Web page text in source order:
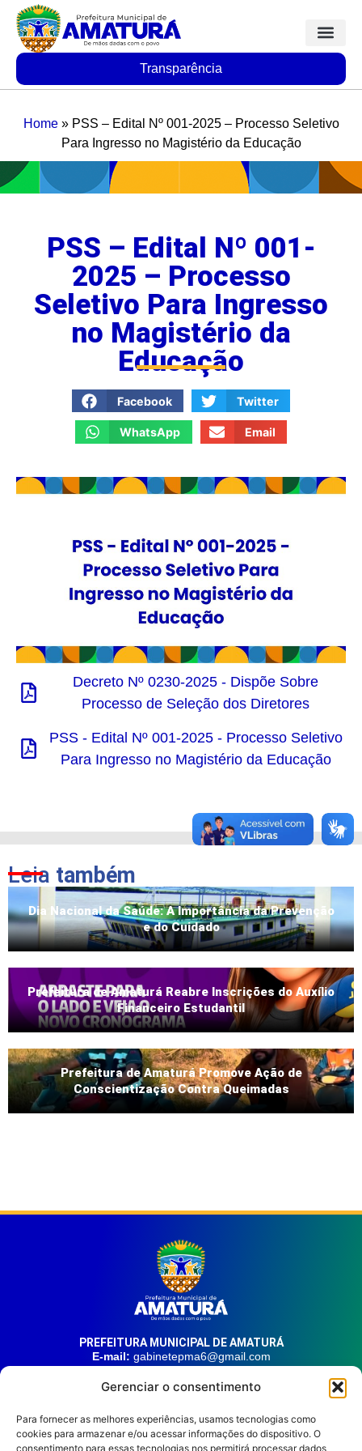
Gerenciar o consentimento
Para fornecer as melhores experiências, usamos tecnologias como
cookies para armazenar e/ou acessar informações do dispositivo. O
consentimento para essas tecnologias nos permitirá processar dados
Transparência
Home» PSS – Edital Nº 001-2025 – Processo Seletivo
Para Ingresso no Magistério da Educação
PSS – Edital Nº 001-
2025 – Processo
Seletivo Para Ingresso
no Magistério da
Educação
Facebook Twitter
WhatsApp Email
Decreto Nº 0230-2025 - Dispõe Sobre
Processo de Seleção dos Diretores
PSS - Edital Nº 001-2025 - Processo Seletivo
Para Ingresso no Magistério da Educação
Leia também
Dia Nacional da Saúde: A Importância da Prevenção
e do Cuidado
Prefeitura de Amaturá Reabre Inscrições do Auxílio
Financeiro Estudantil
Prefeitura de Amaturá Promove Ação de
Conscientização Contra Queimadas
PREFEITURA MUNICIPAL DE AMATURÁ
E-mail: gabinetepma6@gmail.com
Av. 21 de Junho, n° 1746, Centro | Amaturá – AM